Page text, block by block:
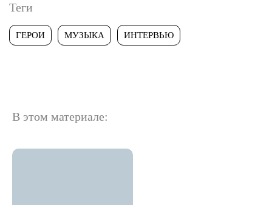
Теги
ГЕРОИ МУЗЫКА ИНТЕРВЬЮ
В этом материале: